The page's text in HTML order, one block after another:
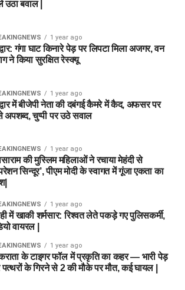
उठा बवाल |
1 year ago
गंगा घाट किनारे पेड़ पर लिपटा मिला अजगर, वन
ने किया सुरक्षित रेस्क्यू
1 year ago
में बीजेपी नेता की दबंगई कैमरे में कैद, अफसर पर
अपशब्द, चुप्पी पर उठे सवाल
1 year ago
की मुस्लिम महिलाओं ने रचाया मेहंदी से
सिन्दूर’, पीएम मोदी के स्वागत में गूंजा एकता का
1 year ago
में खाकी शर्मसार: रिश्वत लेते पकड़े गए पुलिसकर्मी,
वायरल |
1 year ago
के टाइगर फॉल में प्रकृति का कहर — भारी पेड़
के गिरने से 2 की मौके पर मौत, कई घायल |